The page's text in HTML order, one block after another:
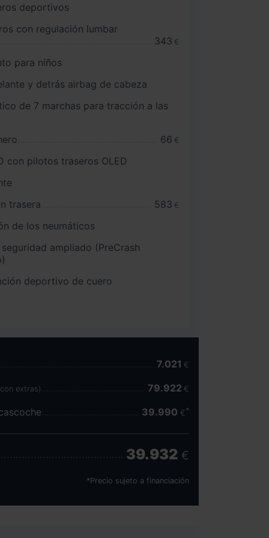
deportivos
con regulación lumbar
343 €
para niños
y detrás airbag de cabeza
de 7 marchas para tracción a las
66 €
con pilotos traseros OLED
trasera
583 €
de los neumáticos
ampliado (PreCrash
deportivo de cuero
7.021 €
extras) 79.922 €
39.990 €
39.932 €
*Precio sujeto a financiación